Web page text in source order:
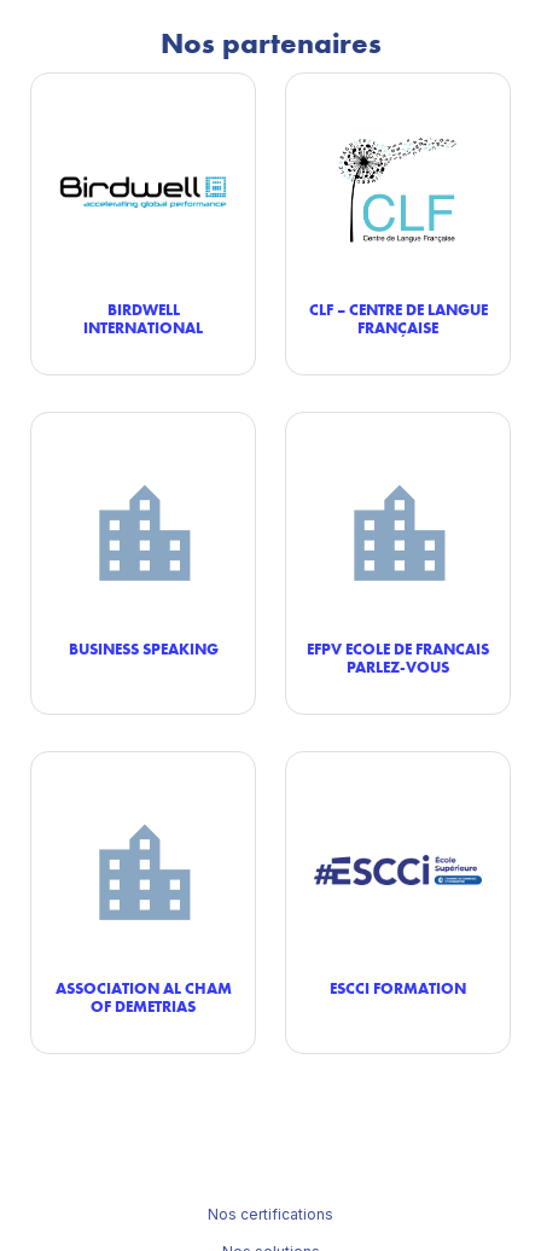
Nos partenaires
BIRDWELL
INTERNATIONAL
CLF – CENTRE DE LANGUE
FRANÇAISE
BUSINESS SPEAKING
EFPV ECOLE DE FRANCAIS
PARLEZ-VOUS
ASSOCIATION AL CHAM
OF DEMETRIAS
ESCCI FORMATION
Nos certifications